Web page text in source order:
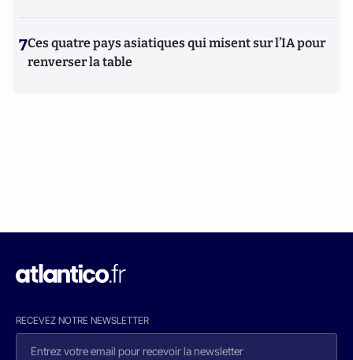
7Ces quatre pays asiatiques qui misent sur l’IA pour
renverser la table
RECEVEZ NOTRE NEWSLETTER